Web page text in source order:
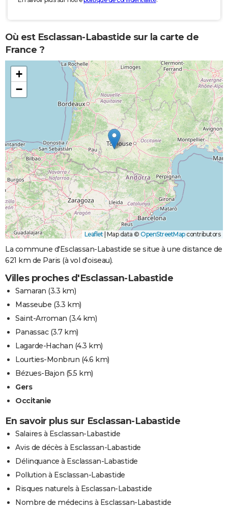
Où est Esclassan-Labastide sur la carte de
France ?
+
−
Leaflet Map data © OpenStreetMapcontributors
La commune d'Esclassan-Labastide se situe à une distance de
621 km de Paris (à vol d'oiseau).
Villes proches d'Esclassan-Labastide
Samaran (3.3 km)
Masseube (3.3 km)
Saint-Arroman (3.4 km)
Panassac(3.7 km)
Lagarde-Hachan (4.3 km)
Lourties-Monbrun (4.6 km)
Bézues-Bajon (5.5 km)
Gers
Occitanie
En savoir plus sur Esclassan-Labastide
Salaires à Esclassan-Labastide
Avis de décès à Esclassan-Labastide
Délinquance à Esclassan-Labastide
Pollution à Esclassan-Labastide
Risques naturels à Esclassan-Labastide
Nombre de médecins à Esclassan-Labastide